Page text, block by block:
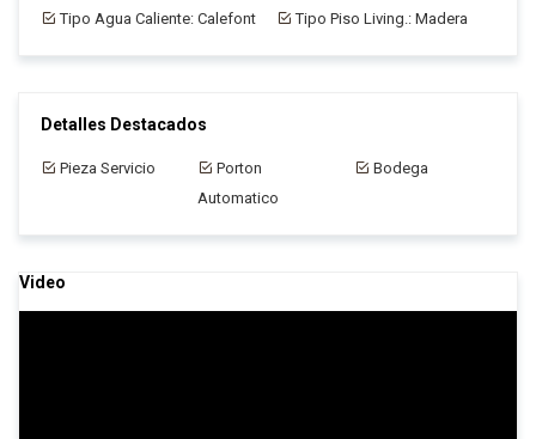
Tipo Agua Caliente: Calefont
Tipo Piso Living.: Madera
Detalles Destacados
Pieza Servicio
Porton
Automatico
Bodega
Video